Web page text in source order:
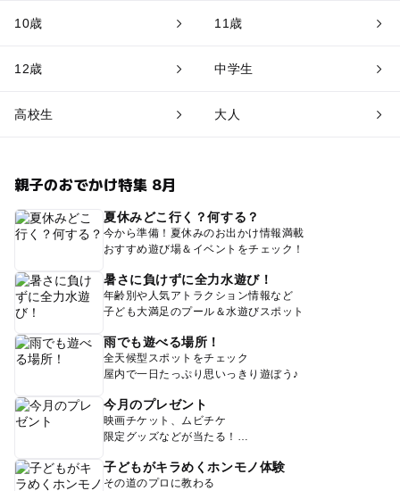
10歳 11歳
12歳 中学生
高校生 大人
親子のおでかけ特集 8月
夏休みどこ行く？何する？
今から準備！夏休みのお出かけ情報満載
おすすめ遊び場＆イベントをチェック！
暑さに負けずに全力水遊び！
年齢別や人気アトラクション情報など
子ども大満足のプール＆水遊びスポット
雨でも遊べる場所！
全天候型スポットをチェック
屋内で一日たっぷり思いっきり遊ぼう♪
今月のプレゼント
映画チケット、ムビチケ
限定グッズなどが当たる！
子どもがキラめくホンモノ体験
その道のプロに教わる